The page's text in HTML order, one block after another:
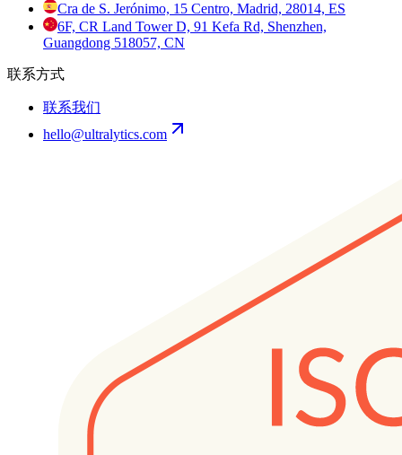
Cra de S. Jerónimo, 15 Centro, Madrid, 28014, ES
6F, CR Land Tower D, 91 Kefa Rd, Shenzhen,
Guangdong 518057, CN
联系方式
联系我们
hello@ultralytics.com